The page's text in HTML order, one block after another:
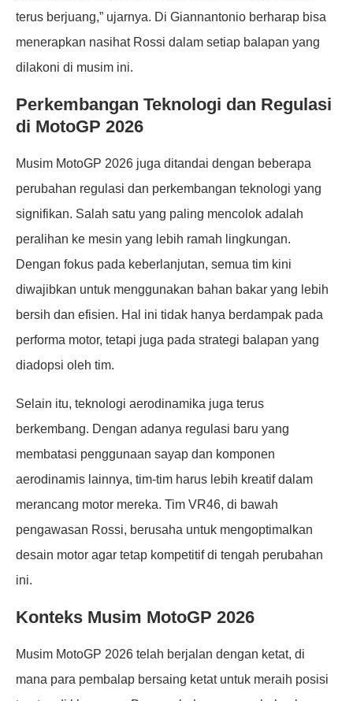
terus berjuang,” ujarnya. Di Giannantonio berharap bisa
menerapkan nasihat Rossi dalam setiap balapan yang
dilakoni di musim ini.
Perkembangan Teknologi dan Regulasi
di MotoGP 2026
Musim MotoGP 2026 juga ditandai dengan beberapa
perubahan regulasi dan perkembangan teknologi yang
signifikan. Salah satu yang paling mencolok adalah
peralihan ke mesin yang lebih ramah lingkungan.
Dengan fokus pada keberlanjutan, semua tim kini
diwajibkan untuk menggunakan bahan bakar yang lebih
bersih dan efisien. Hal ini tidak hanya berdampak pada
performa motor, tetapi juga pada strategi balapan yang
diadopsi oleh tim.
Selain itu, teknologi aerodinamika juga terus
berkembang. Dengan adanya regulasi baru yang
membatasi penggunaan sayap dan komponen
aerodinamis lainnya, tim-tim harus lebih kreatif dalam
merancang motor mereka. Tim VR46, di bawah
pengawasan Rossi, berusaha untuk mengoptimalkan
desain motor agar tetap kompetitif di tengah perubahan
ini.
Konteks Musim MotoGP 2026
Musim MotoGP 2026 telah berjalan dengan ketat, di
mana para pembalap bersaing ketat untuk meraih posisi